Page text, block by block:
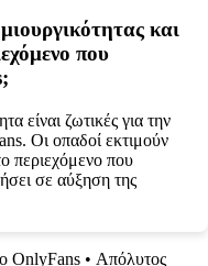
και
που
είναι ζωτικές για την
Οι οπαδοί εκτιμούν
περιεχόμενο που
σε αύξηση της
OnlyFans • Απόλυτος